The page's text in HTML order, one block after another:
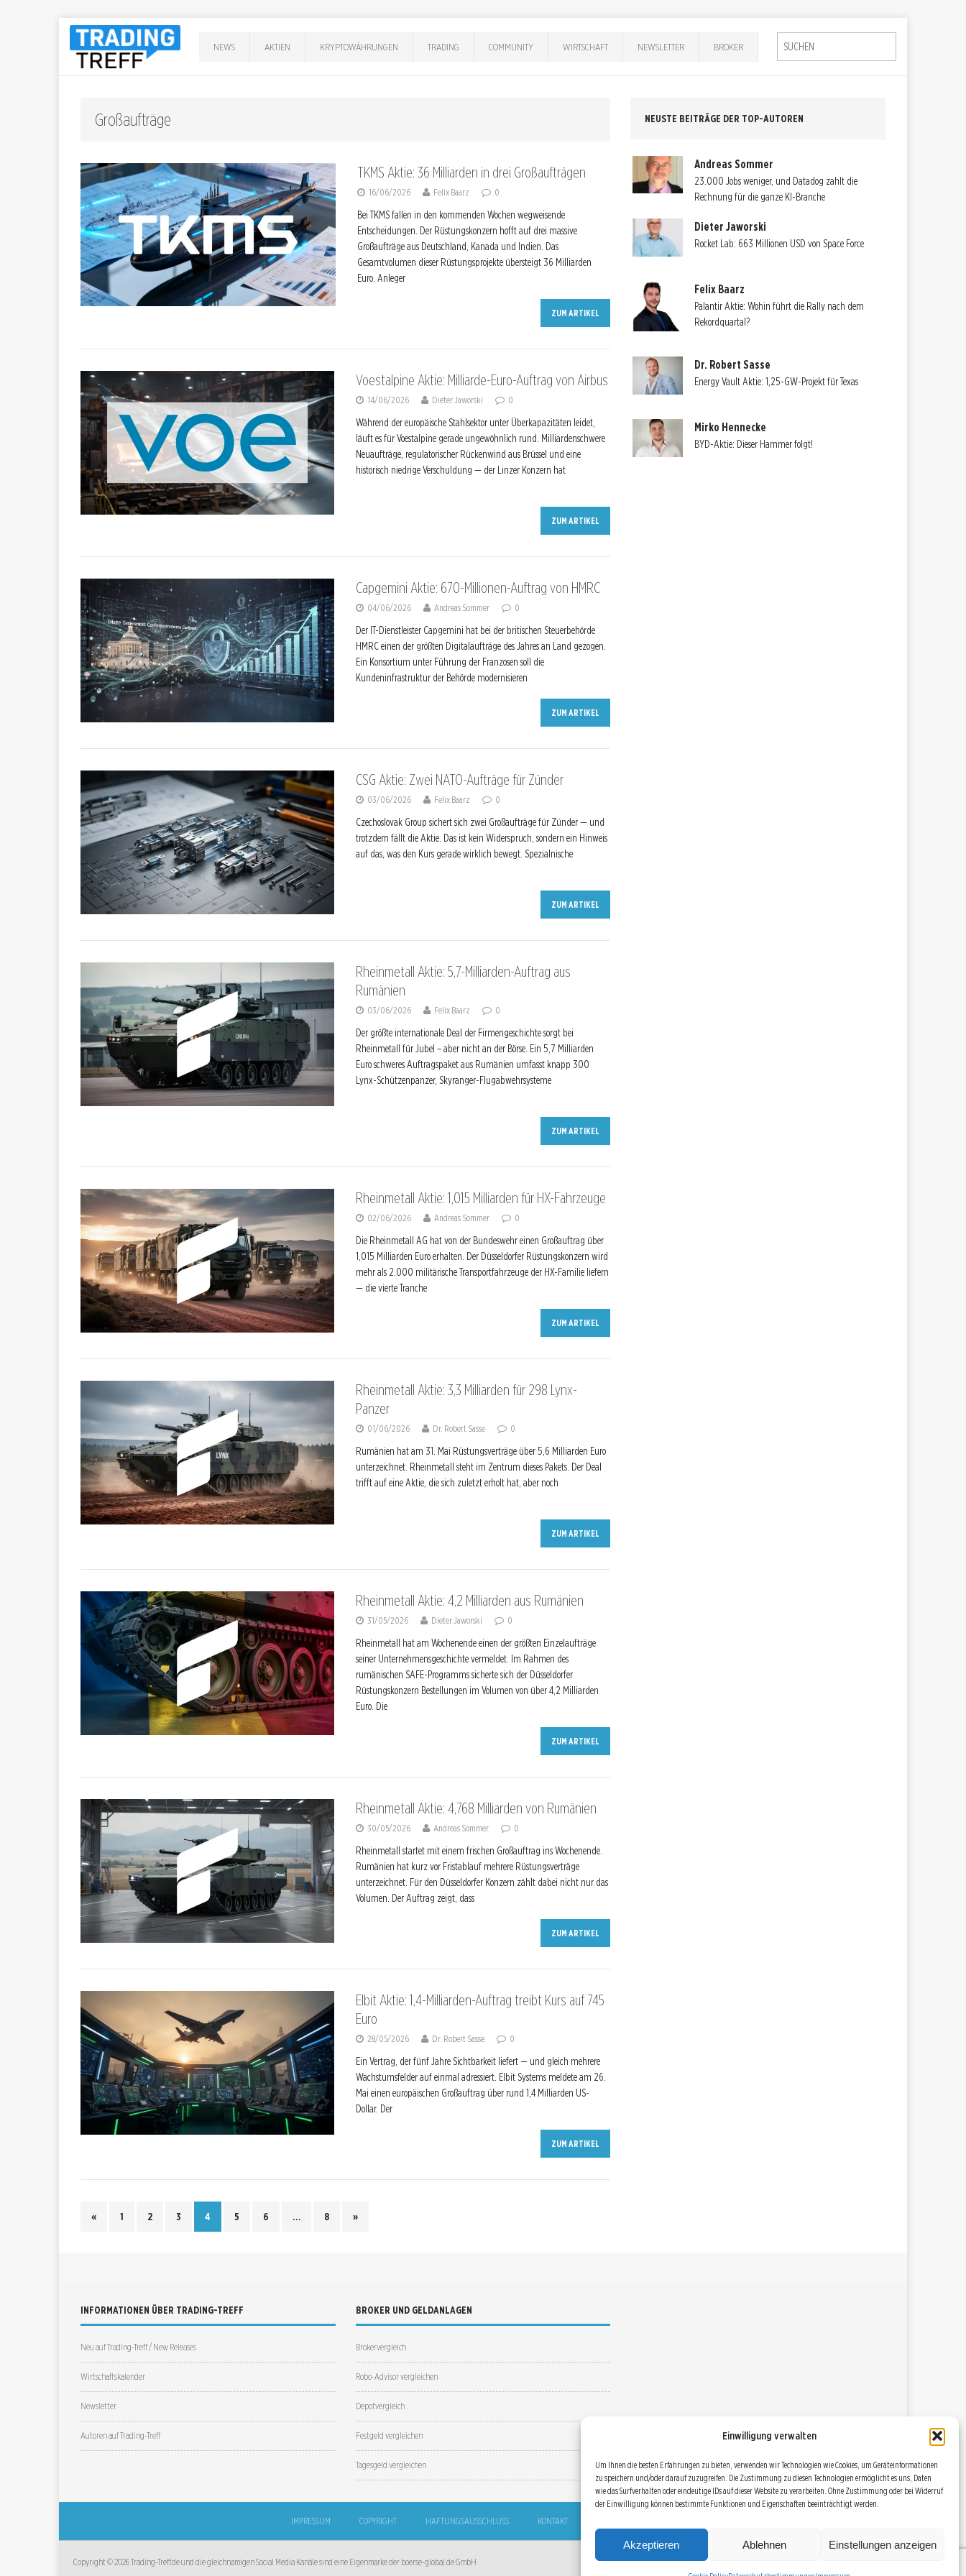
Einwilligung verwalten
Um Ihnen die besten Erfahrungen zu bieten, verwenden wir Technologien wie Cookies, um Geräteinformationen
zu speichern und/oder darauf zuzugreifen. Die Zustimmung zu diesen Technologien ermöglicht es uns, Daten
wie das Surfverhalten oder eindeutige IDs auf dieser Website zu verarbeiten. Ohne Zustimmung oder bei Widerruf
der Einwilligung können bestimmte Funktionen und Eigenschaften beeinträchtigt werden.
Akzeptieren Ablehnen Einstellungen anzeigen
NEWS AKTIEN KRYPTOWÄHRUNGEN TRADING COMMUNITY WIRTSCHAFT NEWSLETTER BROKER
Großaufträge
TKMS Aktie: 36 Milliarden in drei Großaufträgen
16/06/2026 Felix Baarz 0
Bei TKMS fallen in den kommenden Wochen wegweisende
Entscheidungen. Der Rüstungskonzern hofft auf drei massive
Großaufträge aus Deutschland, Kanada und Indien. Das
Gesamtvolumen dieser Rüstungsprojekte übersteigt 36 Milliarden
Euro. Anleger
ZUM ARTIKEL
Voestalpine Aktie: Milliarde-Euro-Auftrag von Airbus
14/06/2026 Dieter Jaworski 0
Während der europäische Stahlsektor unter Überkapazitäten leidet,
läuft es für Voestalpine gerade ungewöhnlich rund. Milliardenschwere
Neuaufträge, regulatorischer Rückenwind aus Brüssel und eine
historisch niedrige Verschuldung — der Linzer Konzern hat
ZUM ARTIKEL
Capgemini Aktie: 670-Millionen-Auftrag von HMRC
04/06/2026 Andreas Sommer 0
Der IT-Dienstleister Capgemini hat bei der britischen Steuerbehörde
HMRC einen der größten Digitalaufträge des Jahres an Land gezogen.
Ein Konsortium unter Führung der Franzosen soll die
Kundeninfrastruktur der Behörde modernisieren
ZUM ARTIKEL
CSG Aktie: Zwei NATO-Aufträge für Zünder
03/06/2026 Felix Baarz 0
Czechoslovak Group sichert sich zwei Großaufträge für Zünder — und
trotzdem fällt die Aktie. Das ist kein Widerspruch, sondern ein Hinweis
auf das, was den Kurs gerade wirklich bewegt. Spezialnische
ZUM ARTIKEL
Rheinmetall Aktie: 5,7-Milliarden-Auftrag aus
Rumänien
03/06/2026 Felix Baarz 0
Der größte internationale Deal der Firmengeschichte sorgt bei
Rheinmetall für Jubel – aber nicht an der Börse. Ein 5,7 Milliarden
Euro schweres Auftragspaket aus Rumänien umfasst knapp 300
Lynx-Schützenpanzer, Skyranger-Flugabwehrsysteme
ZUM ARTIKEL
Rheinmetall Aktie: 1,015 Milliarden für HX-Fahrzeuge
02/06/2026 Andreas Sommer 0
Die Rheinmetall AG hat von der Bundeswehr einen Großauftrag über
1,015 Milliarden Euro erhalten. Der Düsseldorfer Rüstungskonzern wird
mehr als 2.000 militärische Transportfahrzeuge der HX-Familie liefern
— die vierte Tranche
ZUM ARTIKEL
Rheinmetall Aktie: 3,3 Milliarden für 298 Lynx-
Panzer
01/06/2026 Dr. Robert Sasse 0
Rumänien hat am 31. Mai Rüstungsverträge über 5,6 Milliarden Euro
unterzeichnet. Rheinmetall steht im Zentrum dieses Pakets. Der Deal
trifft auf eine Aktie, die sich zuletzt erholt hat, aber noch
ZUM ARTIKEL
Rheinmetall Aktie: 4,2 Milliarden aus Rumänien
31/05/2026 Dieter Jaworski 0
Rheinmetall hat am Wochenende einen der größten Einzelaufträge
seiner Unternehmensgeschichte vermeldet. Im Rahmen des
rumänischen SAFE-Programms sicherte sich der Düsseldorfer
Rüstungskonzern Bestellungen im Volumen von über 4,2 Milliarden
Euro. Die
ZUM ARTIKEL
Rheinmetall Aktie: 4,768 Milliarden von Rumänien
30/05/2026 Andreas Sommer 0
Rheinmetall startet mit einem frischen Großauftrag ins Wochenende.
Rumänien hat kurz vor Fristablauf mehrere Rüstungsverträge
unterzeichnet. Für den Düsseldorfer Konzern zählt dabei nicht nur das
Volumen. Der Auftrag zeigt, dass
ZUM ARTIKEL
Elbit Aktie: 1,4-Milliarden-Auftrag treibt Kurs auf 745
Euro
28/05/2026 Dr. Robert Sasse 0
Ein Vertrag, der fünf Jahre Sichtbarkeit liefert — und gleich mehrere
Wachstumsfelder auf einmal adressiert. Elbit Systems meldete am 26.
Mai einen europäischen Großauftrag über rund 1,4 Milliarden US-
Dollar. Der
ZUM ARTIKEL
« 1 2 3 4 5 6 … 8 »
NEUSTE BEITRÄGE DER TOP-AUTOREN
Andreas Sommer
23.000 Jobs weniger, und Datadog zahlt die
Rechnung für die ganze KI-Branche
Dieter Jaworski
Rocket Lab: 663 Millionen USD von Space Force
Felix Baarz
Palantir Aktie: Wohin führt die Rally nach dem
Rekordquartal?
Dr. Robert Sasse
Energy Vault Aktie: 1,25-GW-Projekt für Texas
Mirko Hennecke
BYD-Aktie: Dieser Hammer folgt!
INFORMATIONEN ÜBER TRADING-TREFF
Neu auf Trading-Treff / New Releases
Wirtschaftskalender
Newsletter
Autoren auf Trading-Treff
BROKER UND GELDANLAGEN
Brokervergleich
Robo-Advisor vergleichen
Depotvergleich
Festgeld vergleichen
Tagesgeld vergleichen
IMPRESSUM COPYRIGHT HAFTUNGSAUSSCHLUSS KONTAKT
Copyright © 2026 Trading-Treff.de und die gleichnamigen Social Media Kanäle sind eine Eigenmarke der boerse-global.de GmbH